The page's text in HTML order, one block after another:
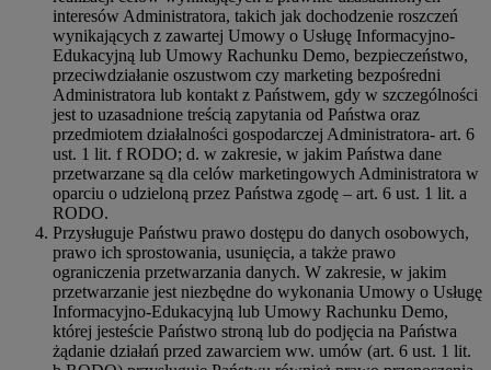
interesów Administratora, takich jak dochodzenie roszczeń
wynikających z zawartej Umowy o Usługę Informacyjno-
Edukacyjną lub Umowy Rachunku Demo, bezpieczeństwo,
przeciwdziałanie oszustwom czy marketing bezpośredni
Administratora lub kontakt z Państwem, gdy w szczególności
jest to uzasadnione treścią zapytania od Państwa oraz
przedmiotem działalności gospodarczej Administratora- art. 6
ust. 1 lit. f RODO; d. w zakresie, w jakim Państwa dane
przetwarzane są dla celów marketingowych Administratora w
oparciu o udzieloną przez Państwa zgodę – art. 6 ust. 1 lit. a
RODO.
Przysługuje Państwu prawo dostępu do danych osobowych,
prawo ich sprostowania, usunięcia, a także prawo
ograniczenia przetwarzania danych. W zakresie, w jakim
przetwarzanie jest niezbędne do wykonania Umowy o Usługę
Informacyjno-Edukacyjną lub Umowy Rachunku Demo,
której jesteście Państwo stroną lub do podjęcia na Państwa
żądanie działań przed zawarciem ww. umów (art. 6 ust. 1 lit.